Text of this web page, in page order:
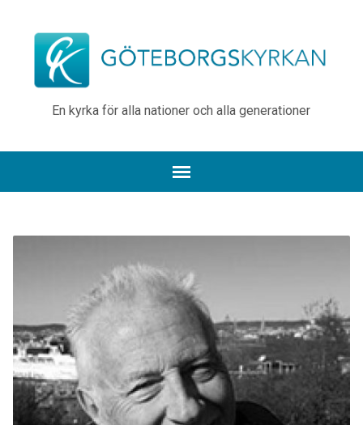
En kyrka för alla nationer och alla generationer